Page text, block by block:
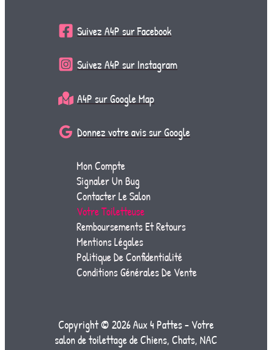
Suivez A4P sur Facebook
Suivez A4P sur Instagram
A4P sur Google Map
Donnez votre avis sur Google
Mon Compte
Signaler Un Bug
Contacter Le Salon
Votre Toiletteuse
Remboursements Et Retours
Mentions Légales
Politique De Confidentialité
Conditions Générales De Vente
Copyright © 2026 Aux 4 Pattes - Votre
salon de toilettage de Chiens, Chats, NAC